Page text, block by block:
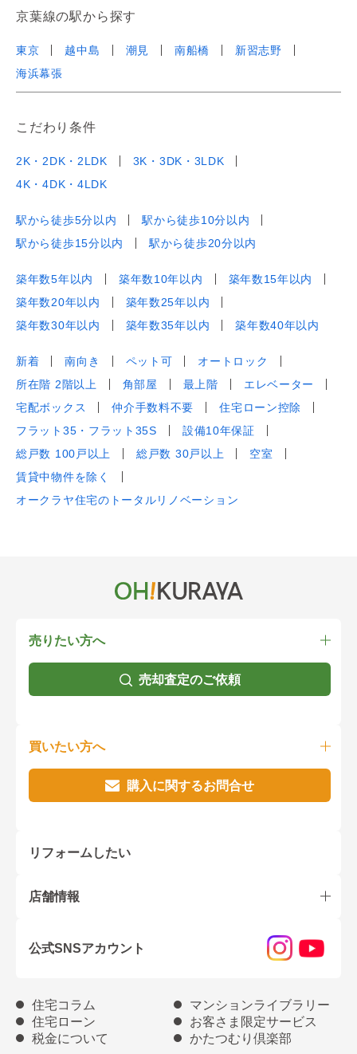
京葉線の駅から探す
東京 越中島 潮見 南船橋
新習志野
海浜幕張
こだわり条件
2K・2DK・2LDK
3K・3DK・3LDK
4K・4DK・4LDK
駅から徒歩5分以内
駅から徒歩10分以内
駅から徒歩15分以内
駅から徒歩20分以内
築年数5年以内 築年数10年以内
築年数15年以内
築年数20年以内
築年数25年以内
築年数30年以内
築年数35年以内 築年数40年以内
新着 南向き ペット可
オートロック
所在階 2階以上
角部屋 最上階
エレベーター
宅配ボックス
仲介手数料不要
住宅ローン控除
フラット35・フラット35S
設備10年保証
総戸数 100戸以上
総戸数 30戸以上
空室
賃貸中物件を除く
オークラヤ住宅のトータルリノベーション
売りたい方へ
売却査定のご依頼
買いたい方へ
購入に関するお問合せ
リフォームしたい
店舗情報
公式SNSアカウント
住宅コラム
マンションライブラリー
住宅ローン
お客さま限定サービス
税金について
かたつむり倶楽部